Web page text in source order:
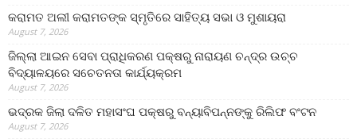
କରାମତ ଅଲୀ କରାମତଙ୍କ ସ୍ମୃତିରେ ସାହିତ୍ୟ ସଭା ଓ ମୁଶାୟରା
August 7, 2026
ଜିଲ୍ଲା ଆଇନ ସେବା ପ୍ରାଧିକରଣ ପକ୍ଷରୁ ନାରାୟଣ ଚନ୍ଦ୍ର ଉଚ୍ଚ
ବିଦ୍ୟାଳୟରେ ସଚେତନତା କାର୍ଯ୍ୟକ୍ରମ
August 7, 2026
ଭଦ୍ରକ ଜିଲା ଦଳିତ ମହାସଂଘ ପକ୍ଷରୁ ବନ୍ୟାବିପନ୍ନଙ୍କୁ ରିଲିଫ ବଂଟନ
August 7, 2026